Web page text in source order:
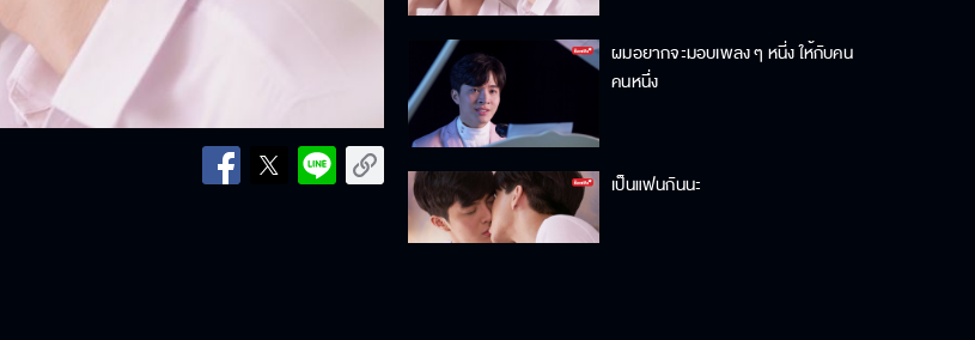
ผมอยากจะมอบเพลง ๆ หนี่ง ให้กับคน
คนหนึ่ง
เป็นแฟนกันนะ